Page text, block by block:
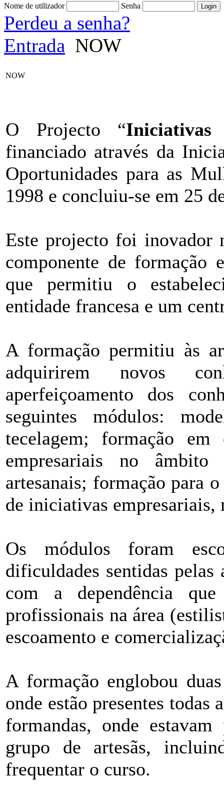
Nome de utilizador Senha
Perdeu a senha?
Entrada NOW
NOW
O Projecto “Iniciativas
financiado através da
Oportunidades para as
1998 e concluiu-se em 25
Este projecto foi inovador
componente de formação
que permitiu o
entidade francesa e um
A formação permitiu às
adquirirem novos
aperfeiçoamento dos
seguintes módulos:
tecelagem; formação
empresariais no
artesanais; formação para
de iniciativas
Os módulos foram
dificuldades sentidas pelas
com a dependência
profissionais na área
escoamento e
A formação englobou
onde estão presentes todas
formandas, onde
grupo de artesãs,
frequentar o curso.